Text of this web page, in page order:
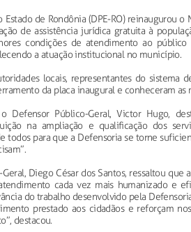
de Rondônia (DPE-RO) reinaugurou
de assistência jurídica gratuita à
condições de atendimento ao público
a atuação institucional no município.
locais, representantes do sistema
da placa inaugural e conheceram as
Defensor Público-Geral, Victor Hugo,
na ampliação e qualificação dos
todos para que a Defensoria se torne
Diego César dos Santos, ressaltou
cada vez mais humanizado e
do trabalho desenvolvido pela
prestado aos cidadãos e reforçam
destacou.